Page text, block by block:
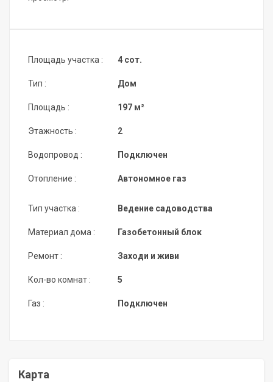
Площадь участка :
Тип :
Площадь :
Этажность :
Водопровод :
Отопление :
4 сот.
Дом
197 м²
2
Подключен
Автономное газ
Тип участка :
Материал дома :
Ремонт :
Кол-во комнат :
Газ :
Ведение садоводства
Газобетонный блок
Заходи и живи
5
Подключен
Карта